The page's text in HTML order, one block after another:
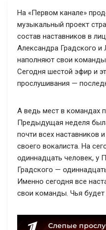
На «Первом канале»
музыкальный проект
состав наставников в
Александра Градского и
наполняют свои
Сегодня шестой эфир и
прослушивания —
А ведь мест в командах
Предыдущая неделя
почти всех наставников
своего вокалиста. На
одиннадцать человек, у
Градского —
Именно сегодня все
свои команды. Чья будет